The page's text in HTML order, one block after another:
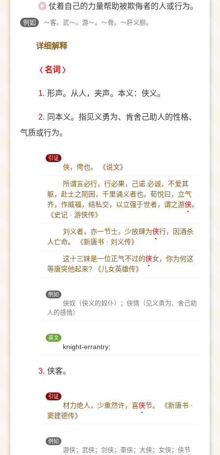
◎ 仗着自己的力量帮助被欺侮者的人或行为。
例如 ～客。武～。游～。～骨。～肝义胆。
详细解释
名词
1. 形声。从人，夹声。本义：侠义。
2. 同本义。指见义勇为、肯舍己助人的性格、
气质或行为。
引证
俠，俜也。 《说文》
所谓言必行，行必果，己诺 必诚，不爱其
躯，赴士之阨困，千里诵义者也。荀悦曰，立气
齐，作威福，结私交，以立强于世者，谓之游侠。
《史记 · 游侠传》
刘义者，亦一节士。少放肆为侠行，因酒杀
人亡命。
《新唐书 · 刘义传》
这十三妹是一位正气不过的侠女，你为何这
等唐突他起来?
《儿女英雄传》
例如
侠奴（侠义的奴仆）；侠情（见义勇为、舍己助
人的感情）
英文
knight-errantry;
3. 侠客。
引证
材力绝人，少重然许，喜侠节。
《新唐书 ·
窦建德传》
例如
游侠；武侠；剑侠；豪侠；大侠；女侠；侠节